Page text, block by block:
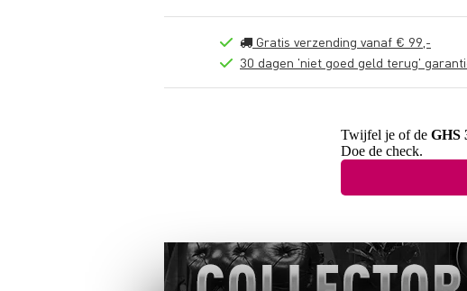
Gratis verzending vanaf € 99,-
30 dagen 'niet goed geld terug'
Twijfel je of de GHS
Doe de check.